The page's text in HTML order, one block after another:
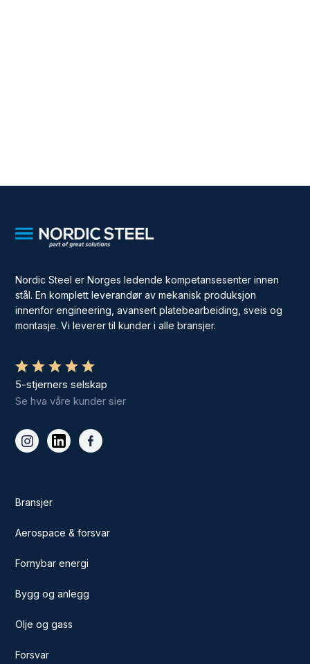
Nordic Steel er Norges ledende kompetansesenter innen
stål. En komplett leverandør av mekanisk produksjon
innenfor engineering, avansert platebearbeiding, sveis og
montasje. Vi leverer til kunder i alle bransjer.
5-stjerners selskap
Se hva våre kunder sier
Bransjer
Aerospace & forsvar
Fornybar energi
Bygg og anlegg
Olje og gass
Forsvar